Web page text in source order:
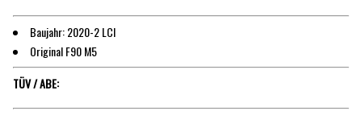
Baujahr: 2020-2 LCI
Original F90 M5
TÜV / ABE: